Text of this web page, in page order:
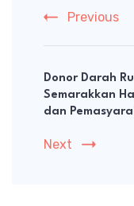
Previous
Donor Darah
Semarakkan
dan
Next